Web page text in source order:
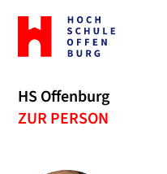
Zur
Startseite
Hochschule
HS Offenburg
ZUR PERSON